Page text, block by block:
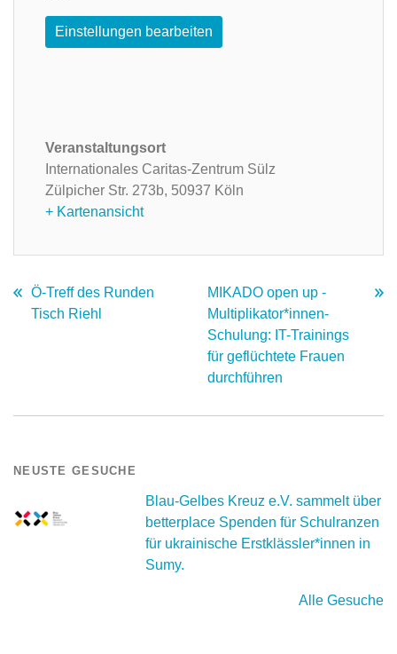
Einstellungen bearbeiten
Veranstaltungsort
Internationales Caritas-Zentrum Sülz
Zülpicher Str. 273b, 50937 Köln
+ Kartenansicht
Ö-Treff des Runden
Tisch Riehl
MIKADO open up -
Multiplikator*innen-
Schulung: IT-Trainings
für geflüchtete Frauen
durchführen
NEUSTE GESUCHE
Blau-Gelbes Kreuz e.V. sammelt über
betterplace Spenden für Schulranzen
für ukrainische Erstklässler*innen in
Sumy.
Alle Gesuche